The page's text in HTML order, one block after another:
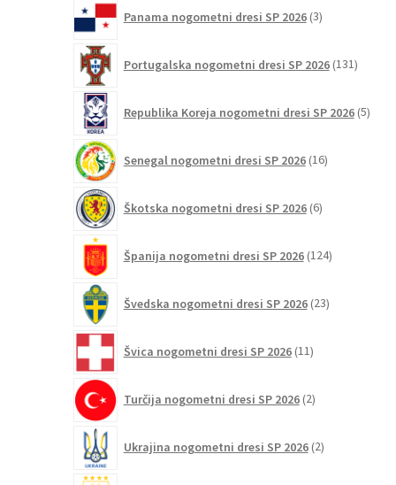
Panama nogometni dresi SP 2026 3izdelki
Portugalska nogometni dresi SP 2026 131
Republika Koreja nogometni dresi SP 2026 5
Senegal nogometni dresi SP 2026 16izdelkov
Škotska nogometni dresi SP 2026 6izdelkov
Španija nogometni dresi SP 2026 124izdelkov
Švedska nogometni dresi SP 2026 23izdelkov
Švica nogometni dresi SP 2026 11izdelkov
Turčija nogometni dresi SP 2026 2izdelka
Ukrajina nogometni dresi SP 2026 2izdelka